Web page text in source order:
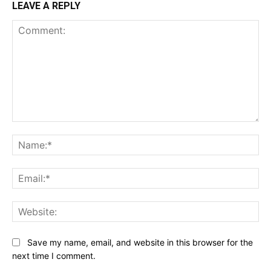
LEAVE A REPLY
Save my name, email, and website in this browser for the
next time I comment.